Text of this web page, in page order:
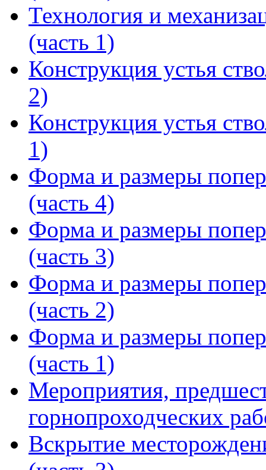
Технология и
(часть 1)
Конструкция устья
2)
Конструкция устья
1)
Форма и размеры
(часть 4)
Форма и размеры
(часть 3)
Форма и размеры
(часть 2)
Форма и размеры
(часть 1)
Мероприятия,
горнопроходческих
Вскрытие